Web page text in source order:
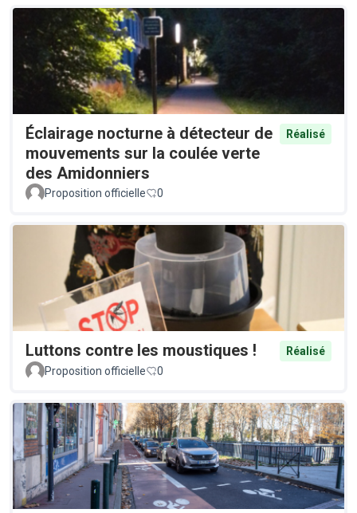
Éclairage nocturne à détecteur de
mouvements sur la coulée verte
des Amidonniers
Réalisé
Proposition officielle 0
Luttons contre les moustiques !
Réalisé
Proposition officielle
0